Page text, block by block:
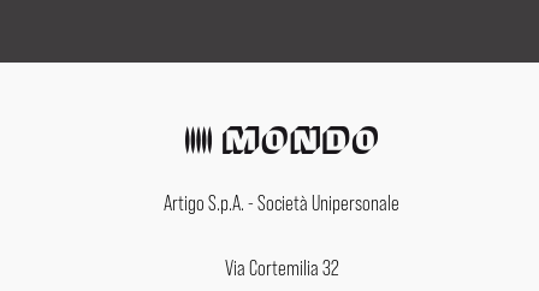
Artigo S.p.A. - Società Unipersonale
Via Cortemilia 32